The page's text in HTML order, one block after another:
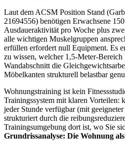
Laut dem ACSM Position Stand
21694556) benötigen Erwachsene
Ausdaueraktivität pro Woche plus
alle wichtigen Muskelgruppen
erfüllen erfordert null Equipment. Es
zu wissen, welcher 1,5-Meter-
Wandabschnitt die
Möbelkanten strukturell belastbar
Wohnungstraining ist kein
Trainingssystem mit klaren Vorteilen:
jeder Stunde verfügbar (mit
strukturiert durch die
Trainingsumgebung dort ist, wo Sie
Grundrissanalyse: Die Wohnung